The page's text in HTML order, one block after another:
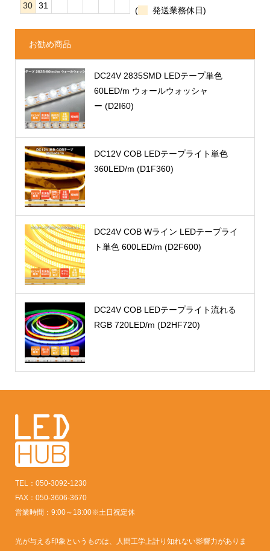
30
31 ( 発送業務休日)
お勧め商品
DC24V 2835SMD LEDテープ単色
60LED/m ウォールウォッシャ
ー (D2I60)
DC12V COB LEDテープライト単色
360LED/m (D1F360)
DC24V COB Wライン LEDテープライ
ト単色 600LED/m (D2F600)
DC24V COB LEDテープライト流れる
RGB 720LED/m (D2HF720)
TEL：050-3092-1230
FAX：050-3606-3670
営業時間：9:00～18:00※土日祝定休
光が与える印象というものは、人間工学上計り知れない影響力がありま